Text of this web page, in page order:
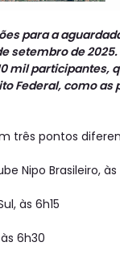
para a
setembro de
mil participantes,
Federal, como as
três pontos
Nipo Brasileiro, às
às 6h15
6h30